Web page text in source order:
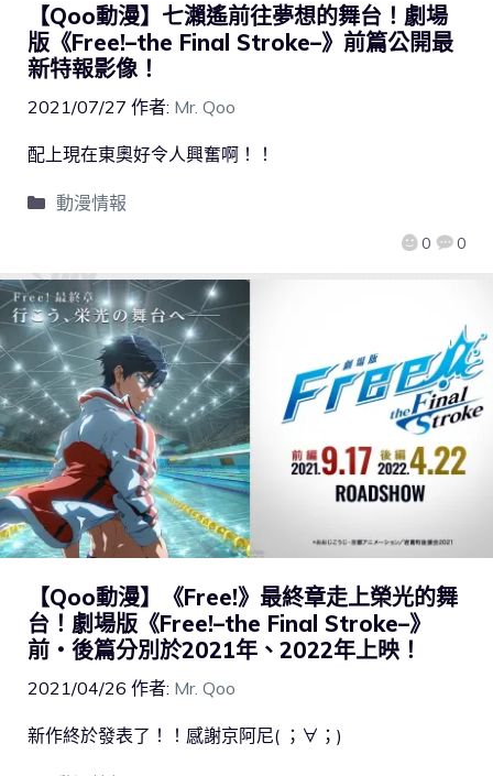
【Qoo動漫】七瀨遙前往夢想的舞台！劇場
版《Free!–the Final Stroke–》前篇公開最
新特報影像！
2021/07/27 作者: Mr. Qoo
0 0
配上現在東奧好令人興奮啊！！
動漫情報
【Qoo動漫】《Free!》最終章走上榮光的舞
台！劇場版《Free!–the Final Stroke–》
前・後篇分別於2021年、2022年上映！
2021/04/26 作者: Mr. Qoo
新作終於發表了！！感謝京阿尼( ；∀；)